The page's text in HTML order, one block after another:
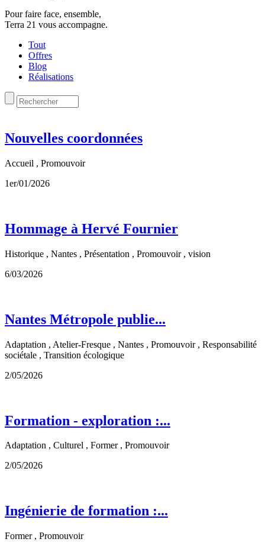
Pour faire face, ensemble,
Terra 21 vous accompagne.
Tout
Offres
Blog
Réalisations
Nouvelles coordonnées
Accueil , Promouvoir
1er/01/2026
Hommage à Hervé Fournier
Historique , Nantes , Présentation , Promouvoir , vision
6/03/2026
Nantes Métropole publie...
Adaptation , Atelier-Fresque , Nantes , Promouvoir , Responsabilité
sociétale , Transition écologique
2/05/2026
Formation - exploration :...
Adaptation , Culturel , Former , Promouvoir
2/05/2026
Ingénierie de formation :...
Former , Promouvoir